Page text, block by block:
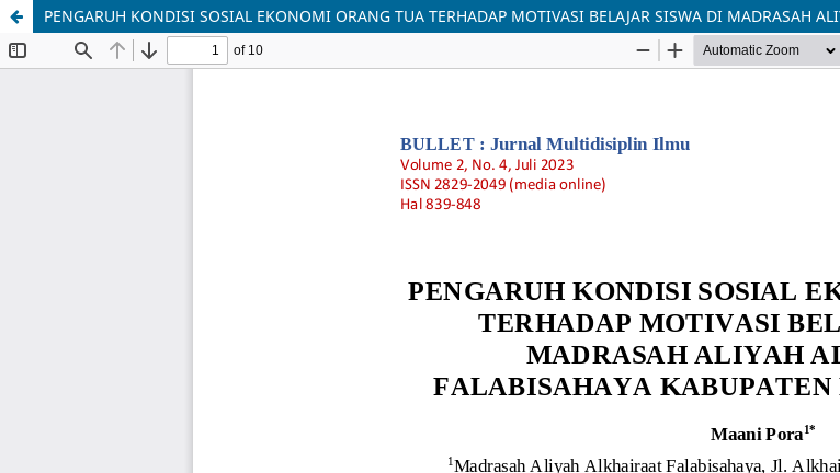
PENGARUH KONDISI SOSIAL EKONOMI ORANG TUA TERHADAP MOTIVASI BELAJAR SISWA DI MADRASAH